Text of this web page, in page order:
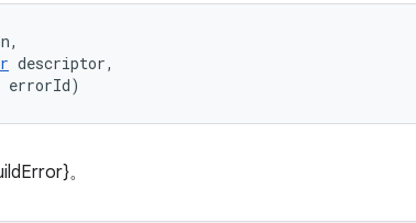
descriptor,
errorId)
。